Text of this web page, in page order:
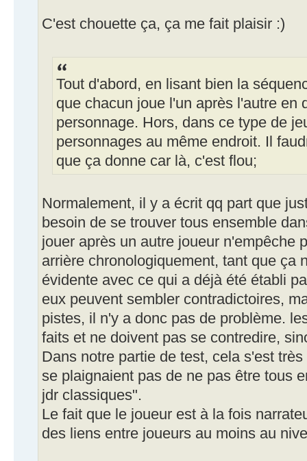
C'est chouette ça, ça me fait plaisir :)
Tout d'abord, en lisant bien la
que chacun joue l'un après l'autre en
personnage. Hors, dans ce type de
personnages au même endroit. Il
que ça donne car là, c'est flou;
Normalement, il y a écrit qq part que
besoin de se trouver tous ensemble
jouer après un autre joueur n'empêche
arrière chronologiquement, tant que ça
évidente avec ce qui a déjà été établi
eux peuvent sembler contradictoires,
pistes, il n'y a donc pas de problème.
faits et ne doivent pas se contredire,
Dans notre partie de test, cela s'est
se plaignaient pas de ne pas être tous
jdr classiques".
Le fait que le joueur est à la fois
des liens entre joueurs au moins au